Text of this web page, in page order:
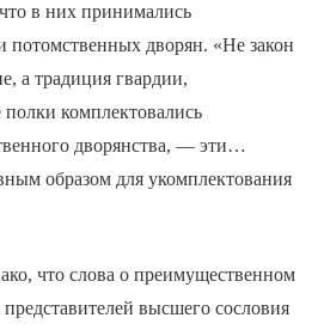
в них принимались
потомственных дворян. «Не закон
а традиция гвардии,
комплектовались
дворянства, — эти…
образом для укомплектования
что слова о преимущественном
высшего сословия